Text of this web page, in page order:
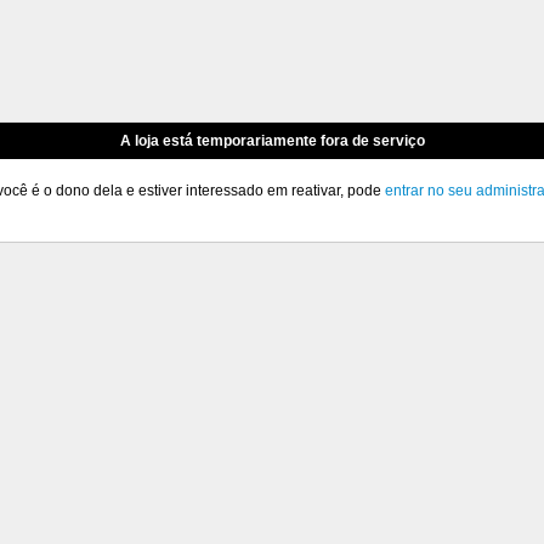
A loja está temporariamente fora de serviço
é o dono dela e estiver interessado em reativar, pode entrar no seu